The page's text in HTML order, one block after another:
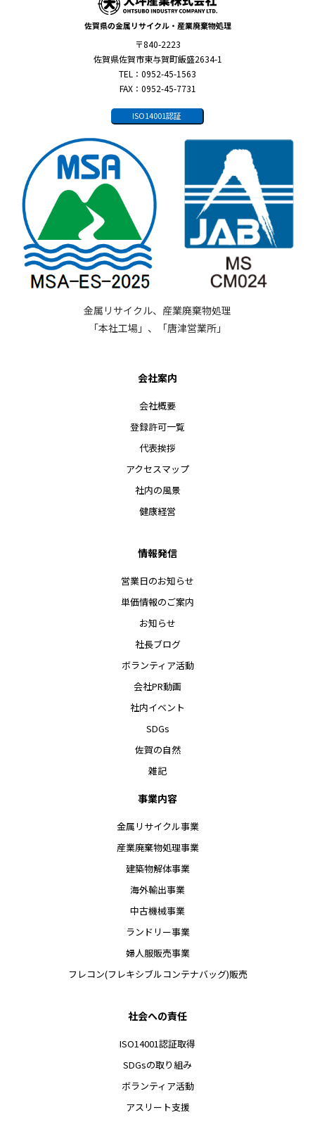
佐賀県の金属リサイクル・産業廃棄物処理
〒840-2223
佐賀県佐賀市東与賀町飯盛2634-1
TEL：0952-45-1563
FAX：0952-45-7731
ISO14001認証
金属リサイクル、産業廃棄物処理
「本社工場」、「唐津営業所」
会社案内
会社概要
登録許可一覧
代表挨拶
アクセスマップ
社内の風景
健康経営
情報発信
営業日のお知らせ
単価情報のご案内
お知らせ
社長ブログ
ボランティア活動
会社PR動画
社内イベント
SDGs
佐賀の自然
雑記
事業内容
金属リサイクル事業
産業廃棄物処理事業
建築物解体事業
海外輸出事業
中古機械事業
ランドリー事業
婦人服販売事業
フレコン(フレキシブルコンテナバッグ)販売
社会への責任
ISO14001認証取得
SDGsの取り組み
ボランティア活動
アスリート支援